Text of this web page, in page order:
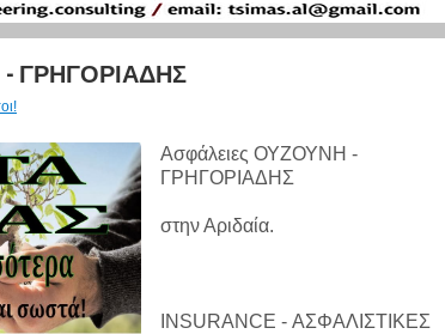
ΓΡΗΓΟΡΙΑΔΗΣ
Ασφάλειες ΟΥΖΟΥΝΗ -
ΓΡΗΓΟΡΙΑΔΗΣ
στην Αριδαία.
INSURANCE - ΑΣΦΑΛΙΣΤΙΚΕΣ